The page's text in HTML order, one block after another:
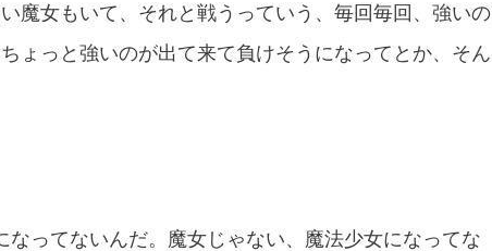
魔女もいて、それと戦うっていう、毎回毎回、強いの
ょっと強いのが出て来て負けそうになってとか、そん
なってないんだ。魔女じゃない、魔法少女になってな